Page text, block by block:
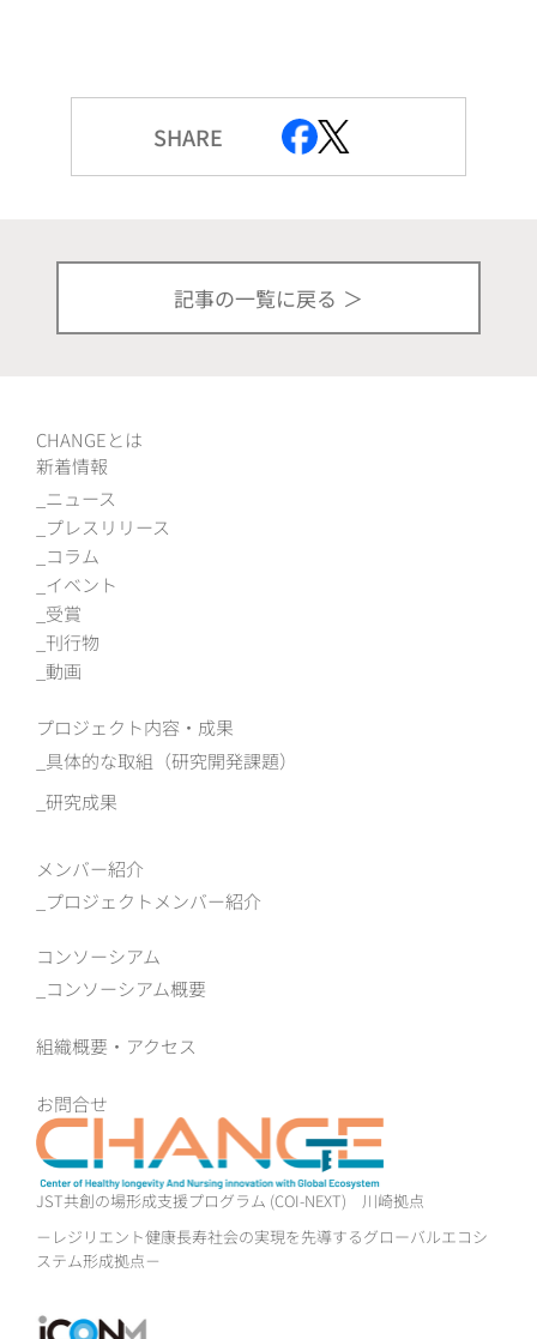
SHARE
記事の一覧に戻る
JST共創の場形成支援プログラム (COI-NEXT) 川崎拠点
－レジリエント健康長寿社会の実現を先導するグローバルエコシ
ステム形成拠点－
CHANGEとは
新着情報
ニュース
プレスリリース
コラム
イベント
受賞
刊行物
動画
プロジェクト内容・成果
具体的な取組（研究開発課題）
研究成果
メンバー紹介
プロジェクトメンバー紹介
コンソーシアム
コンソーシアム概要
組織概要‧アクセス
お問合せ